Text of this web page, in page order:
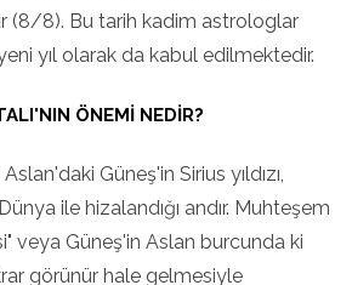
(8/8). Bu tarih kadim astrologlar
yıl olarak da kabul edilmektedir.
ÖNEMI NEDIR?
Güneş'in Sirius yıldızı,
ile hizalandığı andır. Muhteşem
veya Güneş'in Aslan burcunda ki
görünür hale gelmesiyle